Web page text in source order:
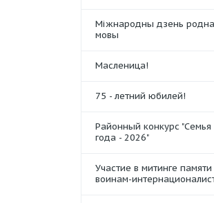
Міжнародны дзень
мовы
Масленица!
75 - летний юбилей!
Районный конкурс "Семья
года - 2026"
Участие в митинге памяти
воинам-